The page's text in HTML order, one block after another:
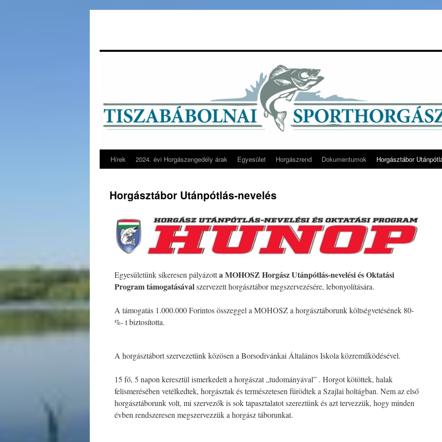
Hírek 2024. évi Horgászengedély árak Egyesület Horgászrend Dokumentumok Horgásztábor
Horgásztábor Utánpótlás-nevelés
Egyesületünk sikeresen pályázotta MOHOSZ Horgász Utánpótlás-nevelési és Oktatási
Program támogatásávalszervezett horgásztábor megszervezésére, lebonyolítására.
A támogatás 1.000.000 Forintos összeggel a MOHOSZ a horgásztáborunk költségvetésének 80-
%- t biztosította.
A horgásztábort szervezetünk közösen a Borsodivánkai Általános Iskola közreműködésével.
15 fő, 5 napon keresztül ismerkedett a horgászat „tudományával” . Horgot kötöttek, halak
felismerésében vetélkedtek, horgásztak és természetesen fürödtek a Szajlai holtágban. Nem az első
horgásztáborunk volt, mi szervezők is sok tapasztalatot szereztünk és azt tervezzük, hogy minden
évben rendszeresen megszervezzük a horgász táborunkat.